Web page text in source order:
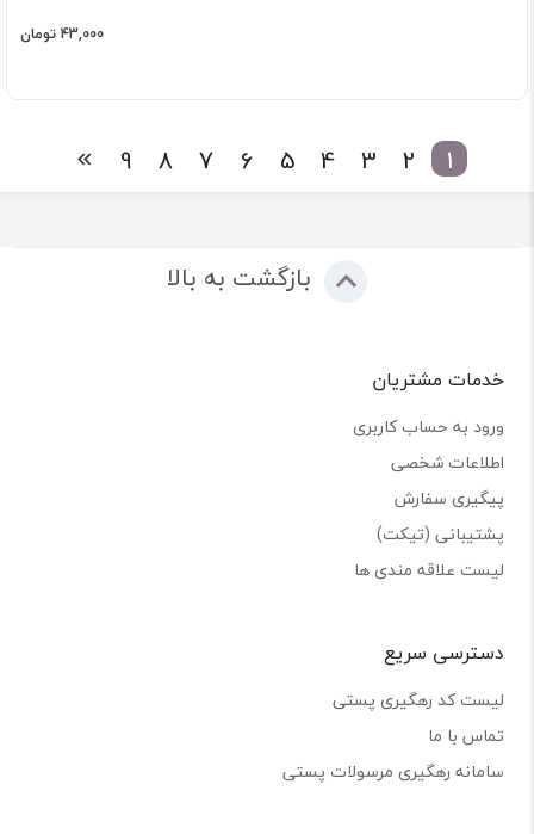
43,000 تومان
1
2
3
4
5
6
7
8
9
بازگشت به بالا
خدمات مشتریان
ورود به حساب کاربری
اطلاعات شخصی
پیگیری سفارش
پشتیبانی (تیکت)
لیست علاقه مندی ها
دسترسی سریع
لیست کد رهگیری پستی
تماس با ما
سامانه رهگیری مرسولات پستی